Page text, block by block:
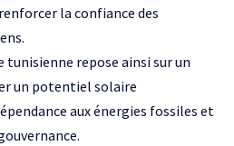
la confiance des
repose ainsi sur un
un potentiel solaire
aux énergies fossiles et